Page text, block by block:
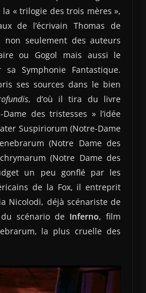
« trilogie des trois mères »,
de l’écrivain Thomas de
non seulement des auteurs
ou Gogol mais aussi le
Symphonie Fantastique.
ses sources dans le bien
, d’où il tira du livre
des tristesses » l’idée
Suspiriorum (Notre-Dame
(Notre Dame des
(Notre Dame des
un peu gonflé par les
de la Fox, il entreprit
Nicolodi, déjà scénariste de
scénario de Inferno, film
la plus cruelle des